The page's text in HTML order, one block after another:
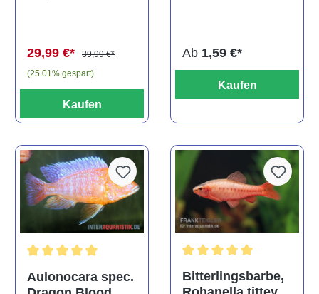
29,99 €*
39,99 €*
(25.01% gespart)
Kaufen
Ab 1,59 €*
Kaufen
Durchschnittliche Bewertung von 5 von 5 Sternen
Aulonocara spec.
Bitterlingsbarbe,